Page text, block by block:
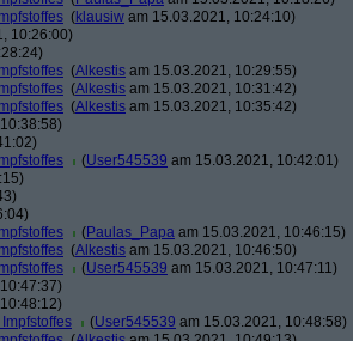
(klausiw am 15.03.2021, 10:24:10)
10:26:00)
(Alkestis am 15.03.2021, 10:29:55)
(Alkestis am 15.03.2021, 10:31:42)
(Alkestis am 15.03.2021, 10:35:42)
(User545539 am 15.03.2021, 10:42:01)
(Paulas_Papa am 15.03.2021, 10:46:15)
(Alkestis am 15.03.2021, 10:46:50)
(User545539 am 15.03.2021, 10:47:11)
(User545539 am 15.03.2021, 10:48:58)